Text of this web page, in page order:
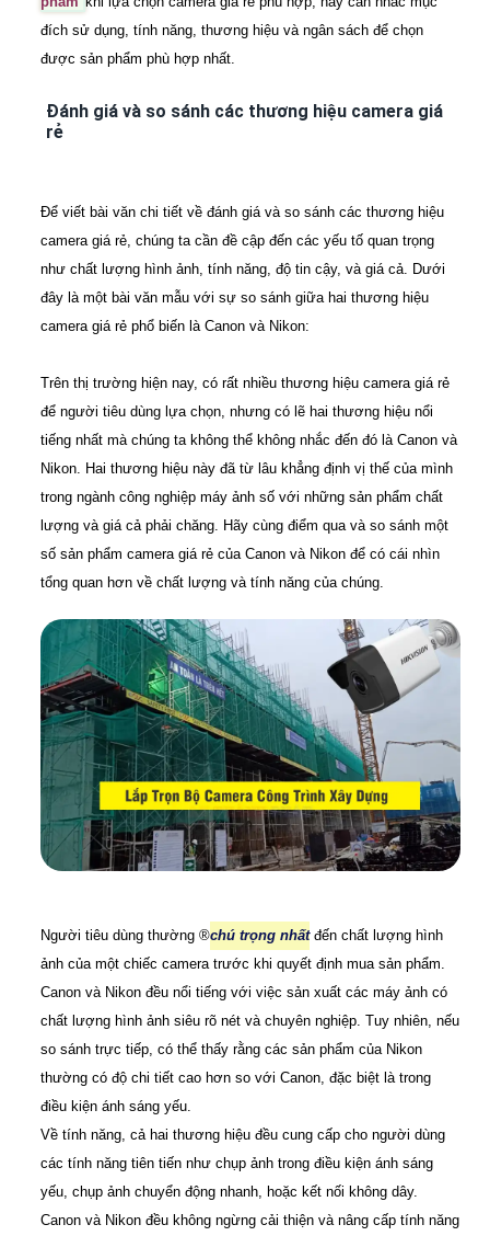
đích sử dụng, tính năng, thương hiệu và ngân sách để chọn
được sản phẩm phù hợp nhất.
Đánh giá và so sánh các thương hiệu camera giá
rẻ
Để viết bài văn chi tiết về đánh giá và so sánh các thương hiệu
camera giá rẻ, chúng ta cần đề cập đến các yếu tố quan trọng
như chất lượng hình ảnh, tính năng, độ tin cậy, và giá cả. Dưới
đây là một bài văn mẫu với sự so sánh giữa hai thương hiệu
camera giá rẻ phổ biến là Canon và Nikon:
Trên thị trường hiện nay, có rất nhiều thương hiệu camera giá rẻ
để người tiêu dùng lựa chọn, nhưng có lẽ hai thương hiệu nổi
tiếng nhất mà chúng ta không thể không nhắc đến đó là Canon và
Nikon. Hai thương hiệu này đã từ lâu khẳng định vị thế của mình
trong ngành công nghiệp máy ảnh số với những sản phẩm chất
lượng và giá cả phải chăng. Hãy cùng điểm qua và so sánh một
số sản phẩm camera giá rẻ của Canon và Nikon để có cái nhìn
tổng quan hơn về chất lượng và tính năng của chúng.
Người tiêu dùng thường ®️chú trọng nhấtđến chất lượng hình
ảnh của một chiếc camera trước khi quyết định mua sản phẩm.
Canon và Nikon đều nổi tiếng với việc sản xuất các máy ảnh có
chất lượng hình ảnh siêu rõ nét và chuyên nghiệp. Tuy nhiên, nếu
so sánh trực tiếp, có thể thấy rằng các sản phẩm của Nikon
thường có độ chi tiết cao hơn so với Canon, đặc biệt là trong
điều kiện ánh sáng yếu.
Về tính năng, cả hai thương hiệu đều cung cấp cho người dùng
các tính năng tiên tiến như chụp ảnh trong điều kiện ánh sáng
yếu, chụp ảnh chuyển động nhanh, hoặc kết nối không dây.
Canon và Nikon đều không ngừng cải thiện và nâng cấp tính năng